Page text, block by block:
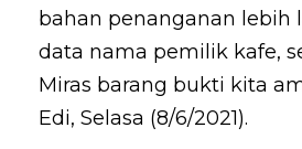
bahan penanganan lebih
data nama pemilik kafe,
Miras barang bukti kita
Edi, Selasa (8/6/2021).